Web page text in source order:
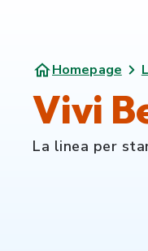
Homepage
Vivi
La linea per